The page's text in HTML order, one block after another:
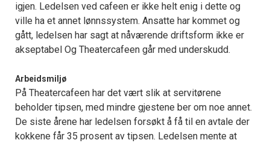
igjen. Ledelsen ved cafeen er ikke helt enig i dette og
ville ha et annet lønnssystem. Ansatte har kommet og
gått, ledelsen har sagt at nåværende driftsform ikke er
akseptabel Og Theatercafeen går med underskudd.
Arbeidsmiljø
På Theatercafeen har det vært slik at servitørene
beholder tipsen, med mindre gjestene ber om noe annet.
De siste årene har ledelsen forsøkt å få til en avtale der
kokkene får 35 prosent av tipsen. Ledelsen mente at